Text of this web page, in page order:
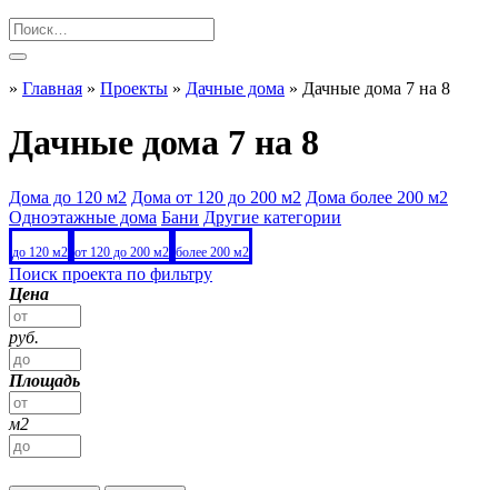
» Главная » Проекты » Дачные дома » Дачные дома 7 на 8
Дачные дома 7 на 8
Дома до 120 м2 Дома от 120 до 200 м2 Дома более 200 м2
Одноэтажные дома Бани Другие категории
до 120 м2 от 120 до 200 м2 более 200 м2
Поиск проекта по фильтру
Цена
руб.
Площадь
м2